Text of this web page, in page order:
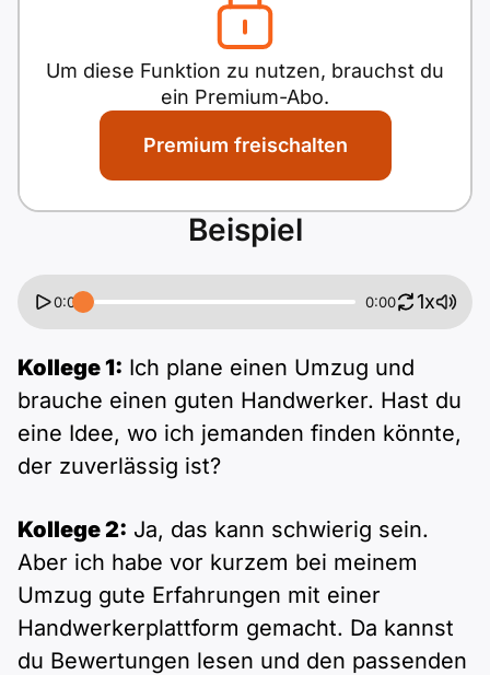
Lebenslauf erstellen
Motivationsbriefe
Um diese Funktion zu nutzen, brauchst du
ein Premium-Abo.
Premium freischalten
Beispiel
0:00 0:00 1x
Kollege 1: Ich plane einen Umzug und
brauche einen guten Handwerker. Hast du
eine Idee, wo ich jemanden finden könnte,
der zuverlässig ist?
Kollege 2: Ja, das kann schwierig sein.
Aber ich habe vor kurzem bei meinem
Umzug gute Erfahrungen mit einer
Handwerkerplattform gemacht. Da kannst
du Bewertungen lesen und den passenden